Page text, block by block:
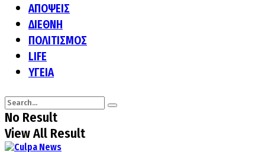
ΑΠΟΨΕΙΣ
ΔΙΕΘΝΗ
ΠΟΛΙΤΙΣΜΟΣ
LIFE
ΥΓΕΙΑ
No Result
View All Result